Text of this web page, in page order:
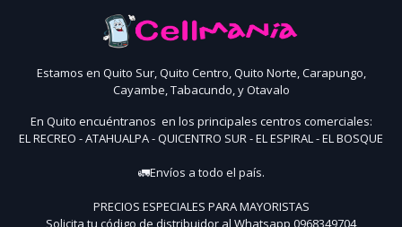
Estamos en Quito Sur, Quito Centro, Quito Norte, Carapungo,
Cayambe, Tabacundo, y Otavalo
En Quito encuéntranos en los principales centros comerciales:
EL RECREO - ATAHUALPA - QUICENTRO SUR - EL ESPIRAL - EL BOSQUE
🚛Envíos a todo el país.
PRECIOS ESPECIALES PARA MAYORISTAS
Solicita tu código de distribuidor al Whatsapp 0968349704